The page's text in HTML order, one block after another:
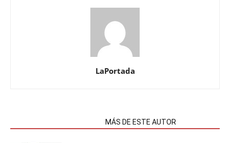
LaPortada
MÁS DE ESTE AUTOR